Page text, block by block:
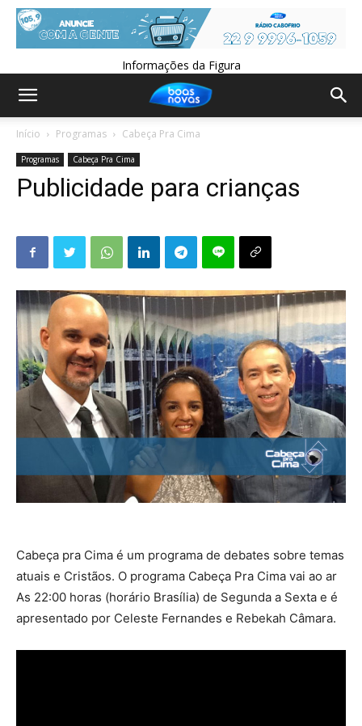
Informações da Figura
Início Programas Cabeça Pra Cima
Programas Cabeça Pra Cima
Publicidade para crianças
Cabeça pra Cima é um programa de debates sobre temas
atuais e Cristãos. O programa Cabeça Pra Cima vai ao ar
As 22:00 horas (horário Brasília) de Segunda a Sexta e é
apresentado por Celeste Fernandes e Rebekah Câmara.